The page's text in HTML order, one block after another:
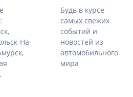
На-
Будь в курсе
самых свежих
событий и
новостей из
автомобильного
мира